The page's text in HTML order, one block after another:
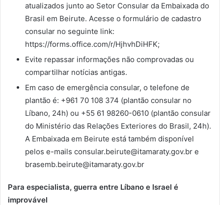
atualizados junto ao Setor Consular da Embaixada do
Brasil em Beirute. Acesse o formulário de cadastro
consular no seguinte link:
https://forms.office.com/r/HjhvhDiHFK;
Evite repassar informações não comprovadas ou
compartilhar notícias antigas.
Em caso de emergência consular, o telefone de
plantão é: +961 70 108 374 (plantão consular no
Líbano, 24h) ou +55 61 98260-0610 (plantão consular
do Ministério das Relações Exteriores do Brasil, 24h).
A Embaixada em Beirute está também disponível
pelos e-mails consular.beirute@itamaraty.gov.br e
brasemb.beirute@itamaraty.gov.br
Para especialista, guerra entre Líbano e Israel é
improvável